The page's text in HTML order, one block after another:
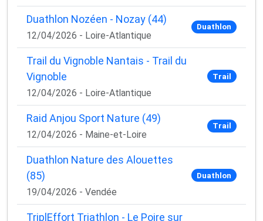
Duathlon Nozéen - Nozay (44)
12/04/2026 - Loire-Atlantique
Duathlon
Trail du Vignoble Nantais - Trail du
Vignoble
12/04/2026 - Loire-Atlantique
Trail
Raid Anjou Sport Nature (49)
12/04/2026 - Maine-et-Loire
Trail
Duathlon Nature des Alouettes
(85)
19/04/2026 - Vendée
Duathlon
TriplEffort Triathlon - Le Poire sur